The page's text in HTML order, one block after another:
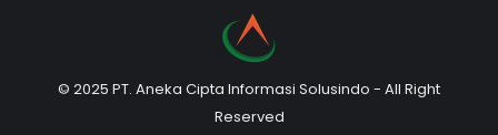
© 2025 PT. Aneka Cipta Informasi Solusindo - All Right
Reserved